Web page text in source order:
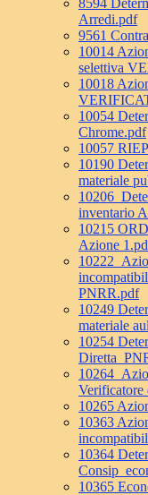
8594
Arredi.pdf
9561
10014
selettiva
10018
10054
Chrome.pdf
10057
10190
materiale
inventario
10215
Azione
PNRR.pdf
10249
materiale
10254
Verificatore
10265
10363
10364
10365